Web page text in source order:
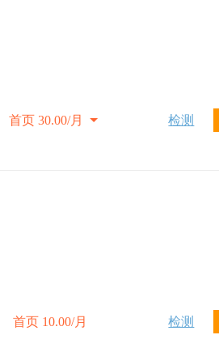
首页 30.00/月 检测
首页 10.00/月 检测